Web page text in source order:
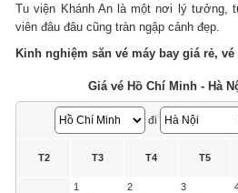
Tu viện Khánh An là một nơi lý tưởng,
viên đâu đâu cũng tràn ngập cảnh đẹp.
Kinh nghiệm săn vé máy bay giá rẻ, vé
Giá vé Hồ Chí Minh - Hà
đi
T2 T3 T4 T5
1 2 3